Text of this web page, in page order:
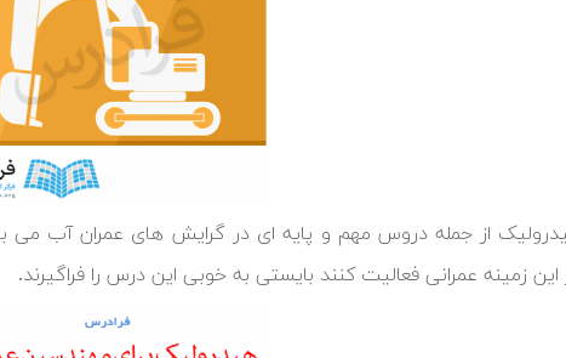
از جمله دروس مهم و پایه ای در گرایش های عمران آب می
این زمینه عمرانی فعالیت کنند بایستی به خوبی این درس را فراگیرند.